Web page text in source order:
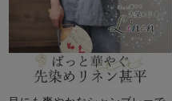
春 夏
ガールズ長袖